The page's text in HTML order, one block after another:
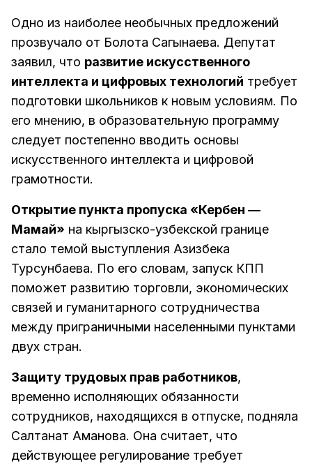
Одно из наиболее необычных предложений
прозвучало от Болота Сагынаева. Депутат
заявил, что развитие искусственного
интеллекта и цифровых технологий требует
подготовки школьников к новым условиям. По
его мнению, в образовательную программу
следует постепенно вводить основы
искусственного интеллекта и цифровой
грамотности.
Открытие пункта пропуска «Кербен —
Мамай» на кыргызско-узбекской границе
стало темой выступления Азизбека
Турсунбаева. По его словам, запуск КПП
поможет развитию торговли, экономических
связей и гуманитарного сотрудничества
между приграничными населенными пунктами
двух стран.
Защиту трудовых прав работников,
временно исполняющих обязанности
сотрудников, находящихся в отпуске, подняла
Салтанат Аманова. Она считает, что
действующее регулирование требует